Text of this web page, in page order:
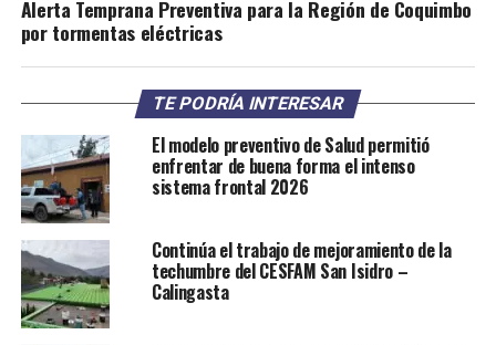
Alerta Temprana Preventiva para la Región de Coquimbo
por tormentas eléctricas
TE PODRÍA INTERESAR
El modelo preventivo de Salud permitió
enfrentar de buena forma el intenso
sistema frontal 2026
Continúa el trabajo de mejoramiento de la
techumbre del CESFAM San Isidro –
Calingasta